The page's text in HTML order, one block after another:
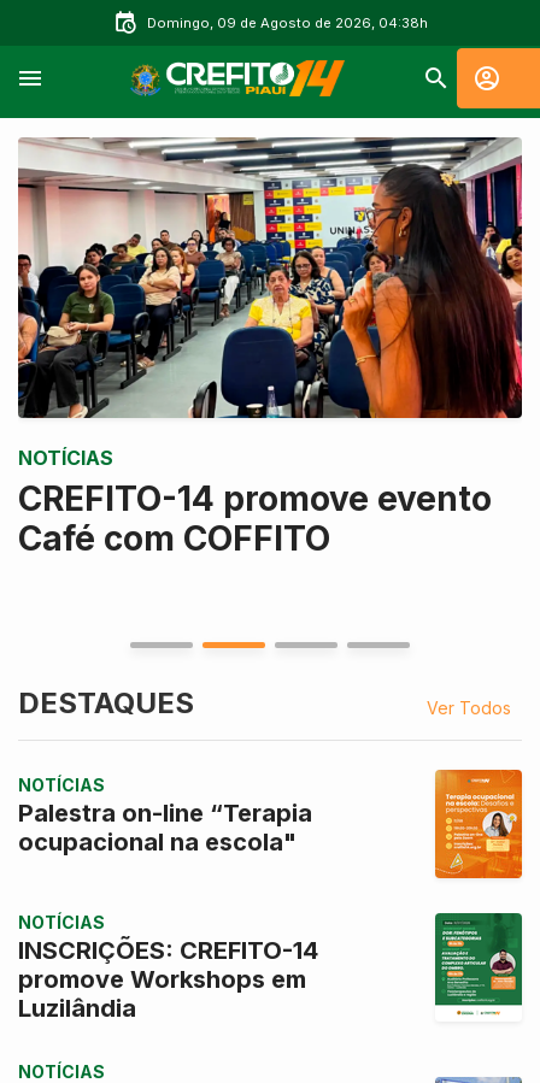
Domingo, 09 de Agosto de 2026, 04:38h
NOTÍCIAS
CREFITO-14 promove evento
Café com COFFITO
DESTAQUES Ver Todos
NOTÍCIAS
Palestra on-line “Terapia
ocupacional na escola"
NOTÍCIAS
INSCRIÇÕES: CREFITO-14
promove Workshops em
Luzilândia
NOTÍCIAS